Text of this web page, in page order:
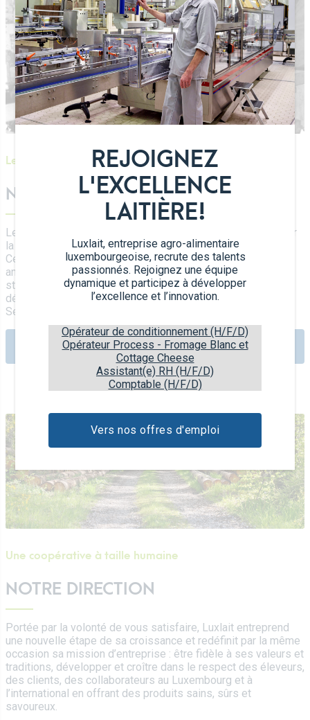
REJOIGNEZ
L'EXCELLENCE
LAITIÈRE!
Luxlait, entreprise agro-alimentaire
luxembourgeoise, recrute des talents
passionnés. Rejoignez une équipe
dynamique et participez à développer
l’excellence et l’innovation.
Opérateur de conditionnement (H/F/D)
Opérateur Process - Fromage Blanc et
Cottage Cheese
Assistant(e) RH (H/F/D)
Comptable (H/F/D)
Vers nos offres d'emploi
Les origines de Luxlait
NOTRE HISTOIRE
Les origines de Luxlait remontent à 1894 qui est marqué par
la fondation de la “Central-Molkerei” à Luxembourg-ville.
Cette laiterie s’est rapidement transformée en société
anonyme et a changé son nom en “Zentralmolkerei”. La
structure de Luxlait d’aujourd’hui s’est progressivement
développée et a été particulièrement marquée pendant la
Seconde Guerre mondiale.
Découvrez notre histoire
Une coopérative à taille humaine
NOTRE DIRECTION
Portée par la volonté de vous satisfaire, Luxlait entreprend
une nouvelle étape de sa croissance et redéfinit par la même
occasion sa mission d’entreprise : être fidèle à ses valeurs et
traditions, développer et croître dans le respect des éleveurs,
des clients, des collaborateurs au Luxembourg et à
l’international en offrant des produits sains, sûrs et
savoureux.